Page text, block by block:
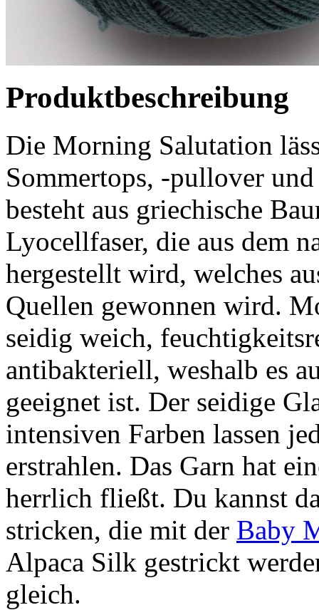
Produktbeschreibung
Die Morning Salutation
Sommertops, -pullover
besteht aus griechische
Lyocellfaser, die aus dem
hergestellt wird, welches
Quellen gewonnen wird.
seidig weich,
antibakteriell, weshalb es
geeignet ist. Der seidige
intensiven Farben lassen
erstrahlen. Das Garn hat
herrlich fließt. Du kannst
stricken, die mit der Baby
Alpaca Silk gestrickt
gleich.